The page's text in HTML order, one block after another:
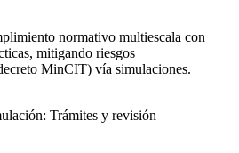
normativo multiescala con
mitigando riesgos
MinCIT) vía simulaciones.
Trámites y revisión